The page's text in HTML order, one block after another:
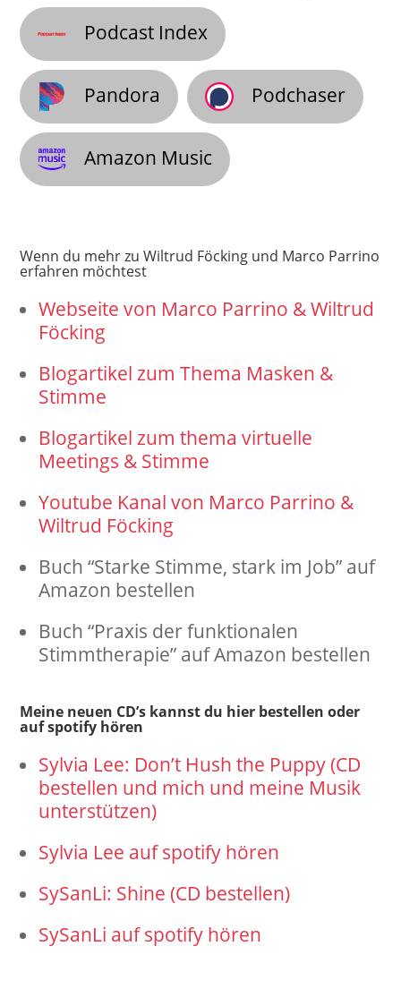
Podcast Index
Pandora Podchaser
Amazon Music
Wenn du mehr zu Wiltrud Föcking und Marco Parrino
erfahren möchtest
Webseite von Marco Parrino & Wiltrud
Föcking
Blogartikel zum Thema Masken &
Stimme
Blogartikel zum thema virtuelle
Meetings & Stimme
Youtube Kanal von Marco Parrino &
Wiltrud Föcking
Buch “Starke Stimme, stark im Job” auf
Amazon bestellen
Buch “Praxis der funktionalen
Stimmtherapie” auf Amazon bestellen
Meine neuen CD’s kannst du hier bestellen oder
auf spotify hören
Sylvia Lee: Don’t Hush the Puppy (CD
bestellen und mich und meine Musik
unterstützen)
Sylvia Lee auf spotify hören
SySanLi: Shine (CD bestellen)
SySanLi auf spotify hören